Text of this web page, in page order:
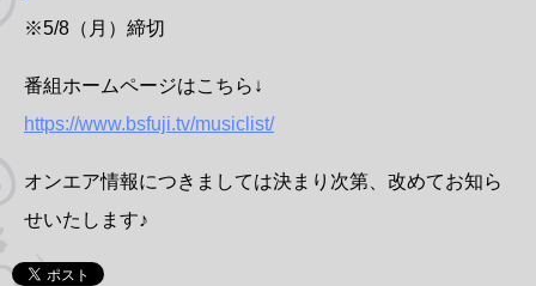
※5/8（月）締切
番組ホームページはこちら↓
https://www.bsfuji.tv/musiclist/
オンエア情報につきましては決まり次第、改めてお知ら
せいたします♪